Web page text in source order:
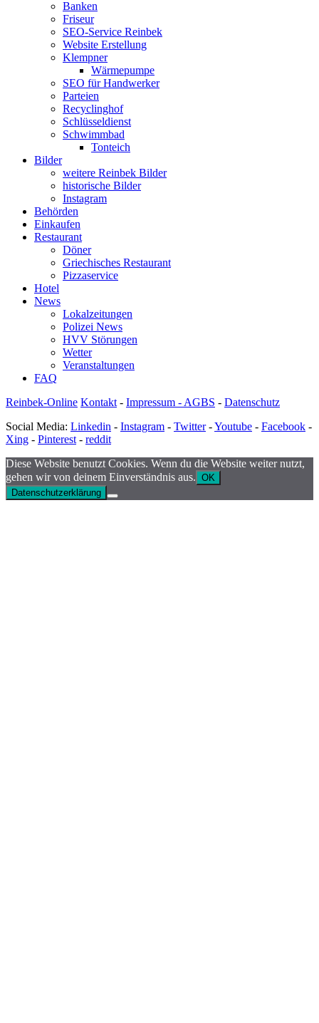
Banken
Friseur
SEO-Service Reinbek
Website Erstellung
Klempner
Wärmepumpe
SEO für Handwerker
Parteien
Recyclinghof
Schlüsseldienst
Schwimmbad
Tonteich
Bilder
weitere Reinbek Bilder
historische Bilder
Instagram
Behörden
Einkaufen
Restaurant
Döner
Griechisches Restaurant
Pizzaservice
Hotel
News
Lokalzeitungen
Polizei News
HVV Störungen
Wetter
Veranstaltungen
FAQ
Reinbek-Online Kontakt - Impressum - AGBS - Datenschutz
Social Media: Linkedin - Instagram - Twitter-Youtube - Facebook -
Xing - Pinterest - reddit
Diese Website benutzt Cookies. Wenn du die Website weiter nutzt,
gehen wir von deinem Einverständnis aus. OK
Datenschutzerklärung